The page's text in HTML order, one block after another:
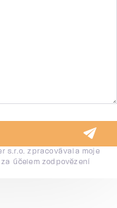
s.r.o. zpracovávala moje
účelem zodpovězení